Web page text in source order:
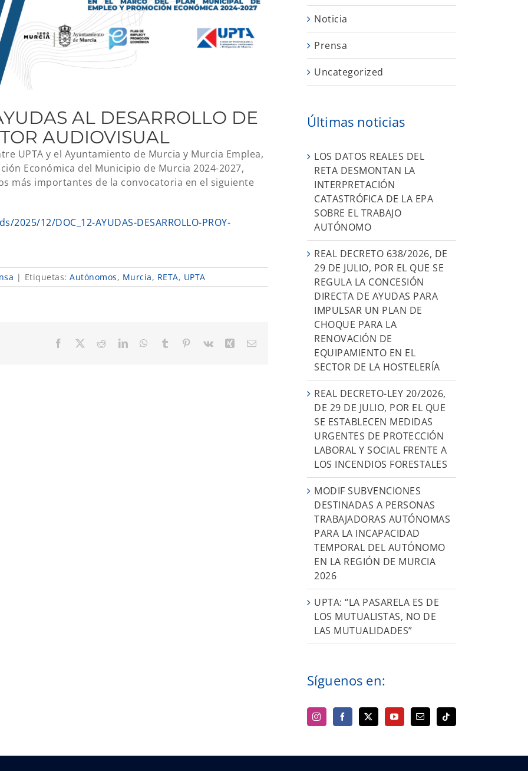
AL DESARROLLO DE
AUDIOVISUAL
UPTA y el Ayuntamiento de Murcia y Murcia Emplea,
Económica del Municipio de Murcia 2024-2027,
más importantes de la convocatoria en el siguiente
12/DOC_12-AYUDAS-DESARROLLO-PROY-
| Etiquetas: Autónomos, Murcia, RETA, UPTA
Facebook RedditLinkedInWhatsApp
Tumblr Pinterest
Vk XingCorreo
Noticia
Prensa
Uncategorized
Últimas noticias
LOS DATOS REALES DEL
RETA DESMONTAN LA
INTERPRETACIÓN
CATASTRÓFICA DE LA EPA
SOBRE EL TRABAJO
AUTÓNOMO
REAL DECRETO 638/2026, DE
29 DE JULIO, POR EL QUE SE
REGULA LA CONCESIÓN
DIRECTA DE AYUDAS PARA
IMPULSAR UN PLAN DE
CHOQUE PARA LA
RENOVACIÓN DE
EQUIPAMIENTO EN EL
SECTOR DE LA HOSTELERÍA
REAL DECRETO-LEY 20/2026,
DE 29 DE JULIO, POR EL QUE
SE ESTABLECEN MEDIDAS
URGENTES DE PROTECCIÓN
LABORAL Y SOCIAL FRENTE A
LOS INCENDIOS FORESTALES
MODIF SUBVENCIONES
DESTINADAS A PERSONAS
TRABAJADORAS AUTÓNOMAS
PARA LA INCAPACIDAD
TEMPORAL DEL AUTÓNOMO
EN LA REGIÓN DE MURCIA
2026
UPTA: “LA PASARELA ES DE
LOS MUTUALISTAS, NO DE
LAS MUTUALIDADES”
Síguenos en: